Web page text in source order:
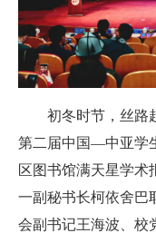
初冬时节，丝路
第二届中国—中亚学
区图书馆满天星学
一副秘书长柯依舍巴
会副书记王海波、校